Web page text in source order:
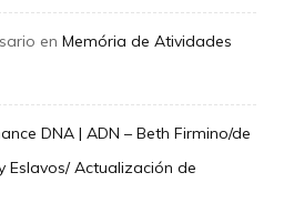
en Memória de Atividades
DNA | ADN – Beth Firmino/de
Eslavos/ Actualización de